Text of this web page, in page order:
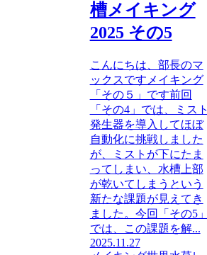
槽メイキング
2025 その5
こんにちは、部長のマ
ックスですメイキング
「その５」です前回
「その4」では、ミスト
発生器を導入してほぼ
自動化に挑戦しました
が、ミストが下にたま
ってしまい、水槽上部
が乾いてしまうという
新たな課題が見えてき
ました。今回「その5」
では、この課題を解...
2025.11.27